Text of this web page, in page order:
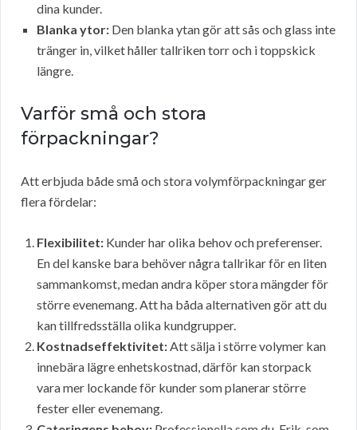
dina kunder.
Blanka ytor: Den blanka ytan gör att sås och glass inte
tränger in, vilket håller tallriken torr och i toppskick
längre.
Varför små och stora
förpackningar?
Att erbjuda både små och stora volymförpackningar ger
flera fördelar:
Flexibilitet: Kunder har olika behov och preferenser.
En del kanske bara behöver några tallrikar för en liten
sammankomst, medan andra köper stora mängder för
större evenemang. Att ha båda alternativen gör att du
kan tillfredsställa olika kundgrupper.
Kostnadseffektivitet:Att sälja i större volymer kan
innebära lägre enhetskostnad, därför kan storpack
vara mer lockande för kunder som planerar större
fester eller evenemang.